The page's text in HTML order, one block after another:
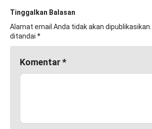
Tinggalkan Balasan
Alamat email Anda tidak akan dipublikasikan.
ditandai *
Komentar*